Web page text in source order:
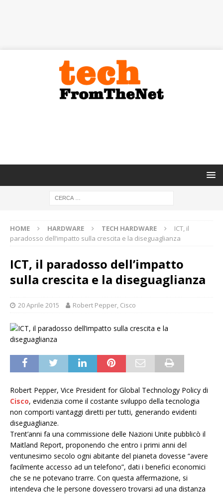
HOME HARDWARE TECH HARDWARE
ICT, il
paradosso dell’impatto sulla crescita e la diseguaglianza
ICT, il paradosso dell’impatto
sulla crescita e la diseguaglianza
20 Aprile 2015 Robert Pepper, Cisco
Robert Pepper, Vice President for Global Technology Policy di
Cisco, evidenzia come il costante sviluppo della tecnologia
non comporti vantaggi diretti per tutti, generando evidenti
diseguaglianze.
Trent’anni fa una commissione delle Nazioni Unite pubblicò il
Maitland Report, proponendo che entro i primi anni del
ventunesimo secolo ogni abitante del pianeta dovesse “avere
facilmente accesso ad un telefono”, dati i benefici economici
che se ne potevano trarre. Con questa affermazione, si
intendeva che le persone dovessero trovarsi ad una distanza